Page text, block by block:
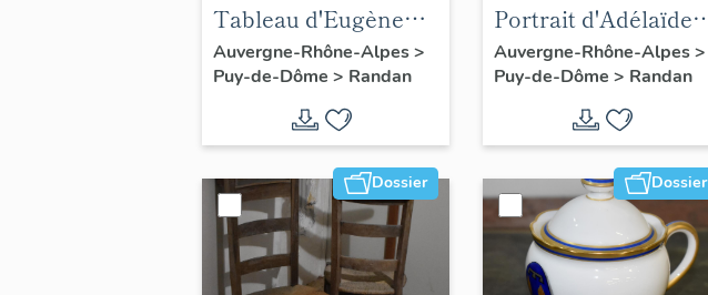
Tableau d'Eugène
Romain Van
Maldeghem - " La
prière de Marie-
Amélie "
Auvergne-Rhône-Alpes>
Puy-de-Dôme > Randan
Portrait d'Adélaïde
d'Orléans, d'après
François Gérard
Auvergne-Rhône-Alpes>
Puy-de-Dôme > Randan
Dossier Dossier